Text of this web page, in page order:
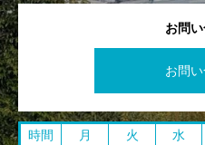
お問
お問
時間 月 火 水